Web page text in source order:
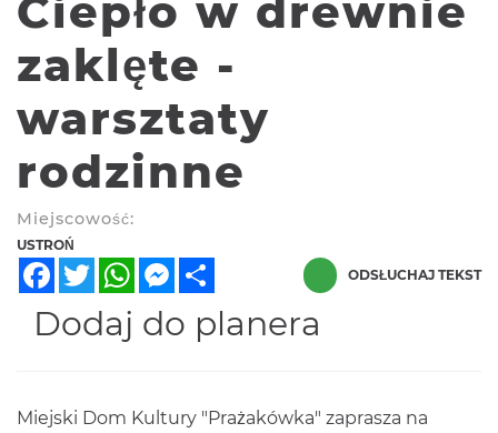
Ciepło w drewnie
zaklęte -
warsztaty
rodzinne
Miejscowość:
USTROŃ
FacebookTwitterWhatsAppMessenger ODSŁUCHAJ TEKST
Dodaj do planera
Miejski Dom Kultury "Prażakówka" zaprasza na